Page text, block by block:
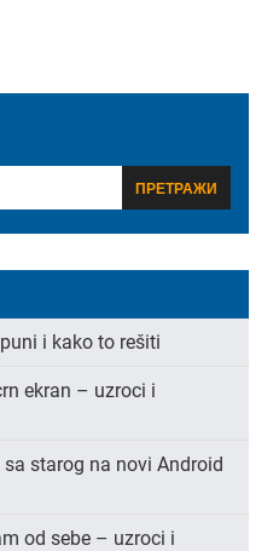
i kako to rešiti
ekran – uzroci i
starog na novi Android
od sebe – uzroci i